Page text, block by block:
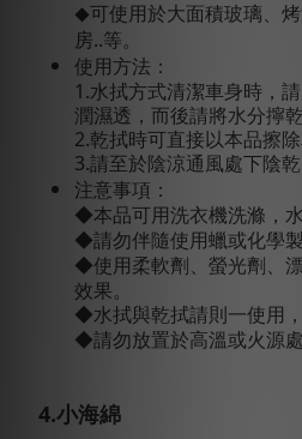
◆可使用於大面積玻璃、
房..等。
使用方法：
1.水拭方式清潔車身時，
潤濕透，而後請將水分擰
2.乾拭時可直接以本品擦
3.請至於陰涼通風處下陰乾
注意事項：
◆本品可用洗衣機洗滌，
◆請勿伴隨使用蠟或化學製
◆使用柔軟劑、螢光劑、
效果。
◆水拭與乾拭請則一使用
◆請勿放置於高溫或火源處
4.小海綿